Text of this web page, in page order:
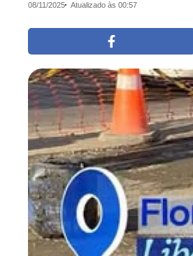
08/11/2025 Atualizado às 00:57